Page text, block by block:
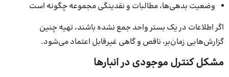
وضعیت بدهی‌ها، مطالبات و نقدینگی مجموعه چگونه است
اگر اطلاعات در یک بستر واحد جمع نشده باشند، تهیه چنین
گزارش‌هایی زمان‌بر، ناقص و گاهی غیرقابل اعتماد می‌شود.
مشکل کنترل موجودی در انبارها